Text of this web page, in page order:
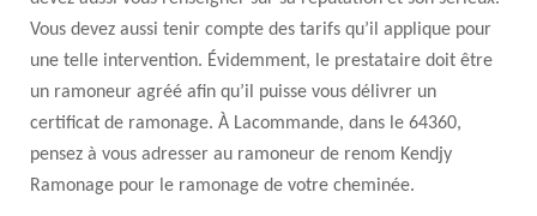
Vous devez aussi tenir compte des tarifs qu’il applique pour
une telle intervention. Évidemment, le prestataire doit être
un ramoneur agréé afin qu’il puisse vous délivrer un
certificat de ramonage. À Lacommande, dans le 64360,
pensez à vous adresser au ramoneur de renom Kendjy
Ramonage pour le ramonage de votre cheminée.